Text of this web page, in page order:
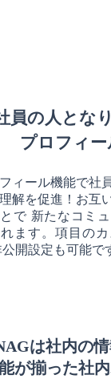
員の人とな
プロフィー
ィール機能で社
解を促進！お互
で 新たなコミ
ます。項目の
公開設定も可能で
は社内の
が揃った社